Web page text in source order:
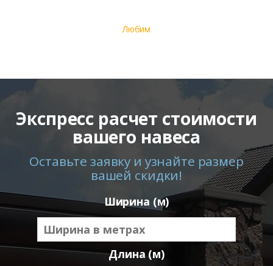
Любим
Экспресс расчет стоимости
вашего навеса
Оставьте заявку и узнайте размер
вашей скидки!
Ширина (м)
Длина (м)